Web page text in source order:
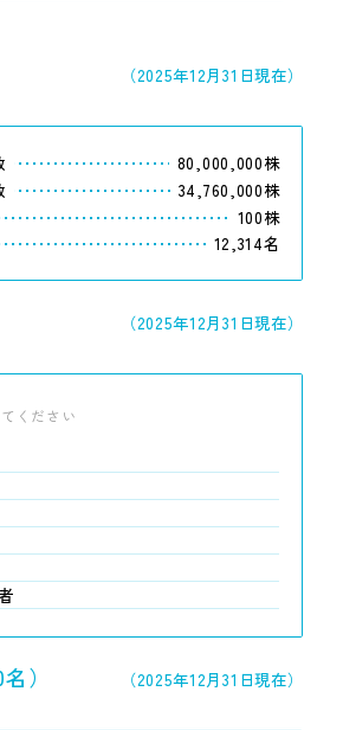
（2025年12月31日現在）
80,000,000株
34,760,000株
100株
12,314名
（2025年12月31日現在）
） （2025年12月31日現在）